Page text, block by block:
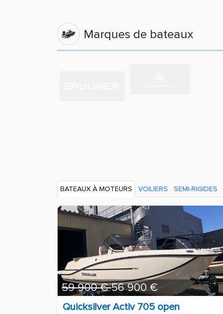
Marques de bateaux
BATEAUX À MOTEURS VOILIERS SEMI-RIGIDES
Quicksilver Activ 705 open
59 900 €56 900 €